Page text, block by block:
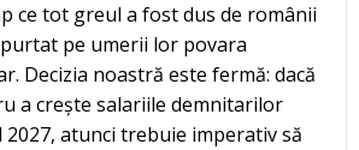
ce tot greul a fost dus de românii
pe umerii lor povara
Decizia noastră este fermă: dacă
a crește salariile demnitarilor
2027, atunci trebuie imperativ să